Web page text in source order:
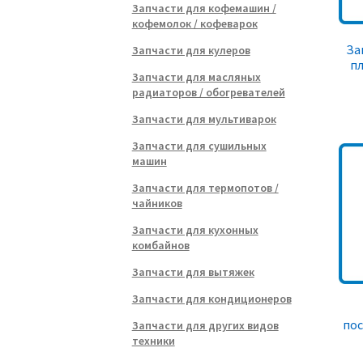
Запчасти для кофемашин /
кофемолок / кофеварок
Запчасти для кулеров
Запчасти для масляных
радиаторов / обогревателей
Запчасти для мультиварок
Запчасти для сушильных
машин
Запчасти для термопотов /
чайников
Запчасти для кухонных
комбайнов
Запчасти для вытяжек
Запчасти для кондиционеров
Запчасти для других видов
техники